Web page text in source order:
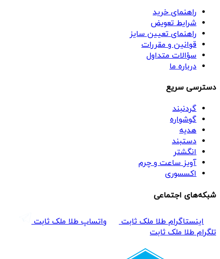
راهنمای خرید
شرایط تعویض
راهنمای تعیین سایز
قوانین و مقررات
سؤالات متداول
درباره ما
دسترسی سریع
گردنبند
گوشواره
هدیه
دستبند
انگشتر
آویز ساعت و چرم
اکسسوری
شبکه‌های اجتماعی
اینستاگرام طلا ملک ثابت
واتساپ طلا ملک ثابت
تلگرام طلا ملک ثابت